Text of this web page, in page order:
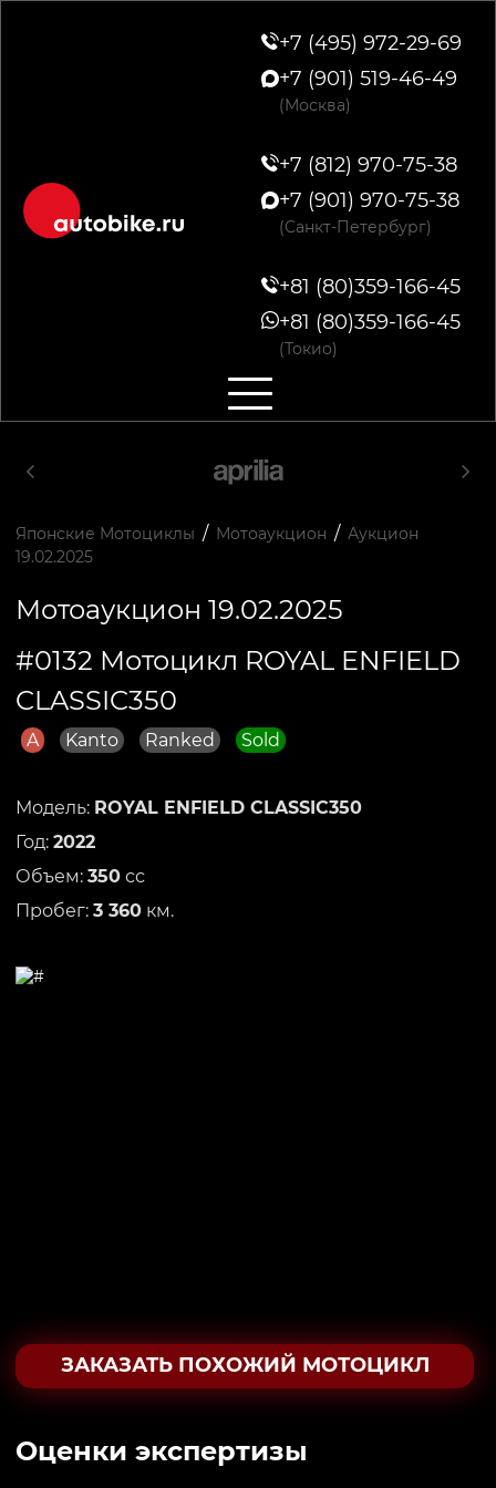
+7 (495) 972-29-69
+7 (901) 519-46-49
(Москва)
+7 (812) 970-75-38
+7 (901) 970-75-38
(Санкт-Петербург)
+81 (80)359-166-45
+81 (80)359-166-45
(Токио)
Японские Мотоциклы / Мотоаукцион / Аукцион
19.02.2025
Мотоаукцион 19.02.2025
#0132 Мотоцикл ROYAL ENFIELD
CLASSIC350
A Kanto Ranked Sold
Модель: ROYAL ENFIELD CLASSIC350
Год: 2022
Объем: 350 сс
Пробег: 3 360 км.
ЗАКАЗАТЬ ПОХОЖИЙ МОТОЦИКЛ
Oценки экспертизы